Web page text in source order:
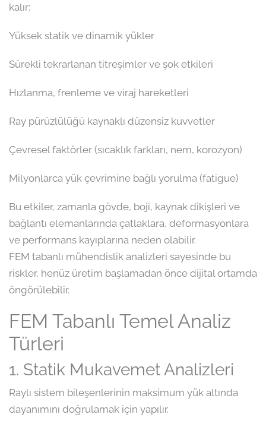
kalır:
Yüksek statik ve dinamik yükler
Sürekli tekrarlanan titreşimler ve şok etkileri
Hızlanma, frenleme ve viraj hareketleri
Ray pürüzlülüğü kaynaklı düzensiz kuvvetler
Çevresel faktörler (sıcaklık farkları, nem, korozyon)
Milyonlarca yük çevrimine bağlı yorulma (fatigue)
Bu etkiler, zamanla gövde, boji, kaynak dikişleri ve
bağlantı elemanlarında çatlaklara, deformasyonlara
ve performans kayıplarına neden olabilir.
FEM tabanlı mühendislik analizleri sayesinde bu
riskler, henüz üretim başlamadan önce dijital ortamda
öngörülebilir.
FEM Tabanlı Temel Analiz
Türleri
1. Statik Mukavemet Analizleri
Raylı sistem bileşenlerinin maksimum yük altında
dayanımını doğrulamak için yapılır.